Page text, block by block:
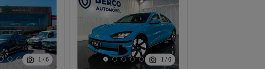
1 / 6 1 / 6